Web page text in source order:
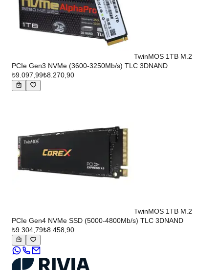
TwinMOS 1TB M.2
PCIe Gen3 NVMe (3600-3250Mb/s) TLC 3DNAND
₺9.097,99₺8.270,90
TwinMOS 1TB M.2
PCIe Gen4 NVMe SSD (5000-4800Mb/s) TLC 3DNAND
₺9.304,79₺8.458,90